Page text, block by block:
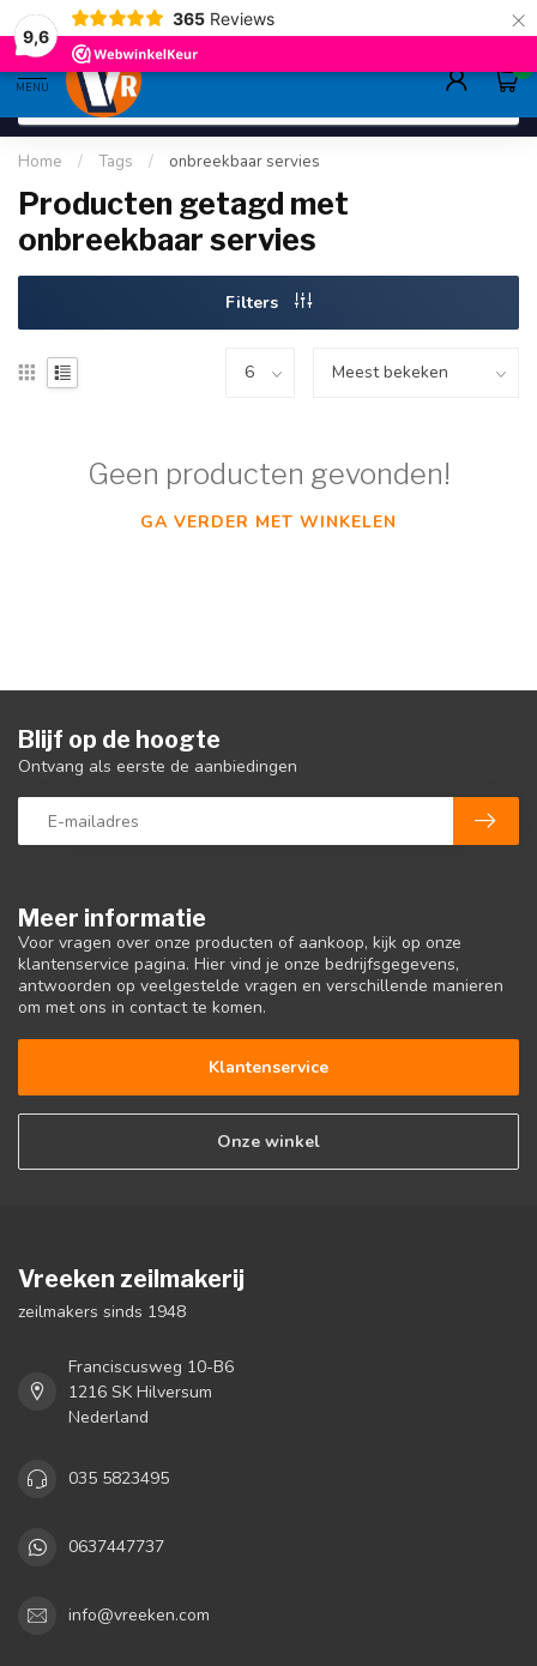
9,6
365 Reviews ×
deskundig adviessinds 1948 ruim
MENU
0
Home / Tags / onbreekbaar servies
Producten getagd met
onbreekbaar servies
Filters
Geen producten gevonden!
GA VERDER MET WINKELEN
Meer informatie
Voor vragen over onze producten of aankoop, kijk op onze
klantenservice pagina. Hier vind je onze bedrijfsgegevens,
antwoorden op veelgestelde vragen en verschillende manieren
om met ons in contact te komen.
Klantenservice
Onze winkel
Blijf op de hoogte
Ontvang als eerste de aanbiedingen
Vreeken zeilmakerij
zeilmakers sinds 1948
Franciscusweg 10-B6
1216 SK Hilversum
Nederland
035 5823495
0637447737
info@vreeken.com